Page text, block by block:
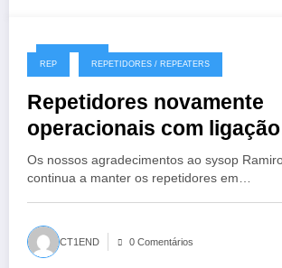
19/07/2026
REP REPETIDORES / REPEATERS
Repetidores novamente
operacionais com ligação
EchoLink
Os nossos agradecimentos ao sysop
continua a manter os repetidores em…
CT1END 0 Comentários